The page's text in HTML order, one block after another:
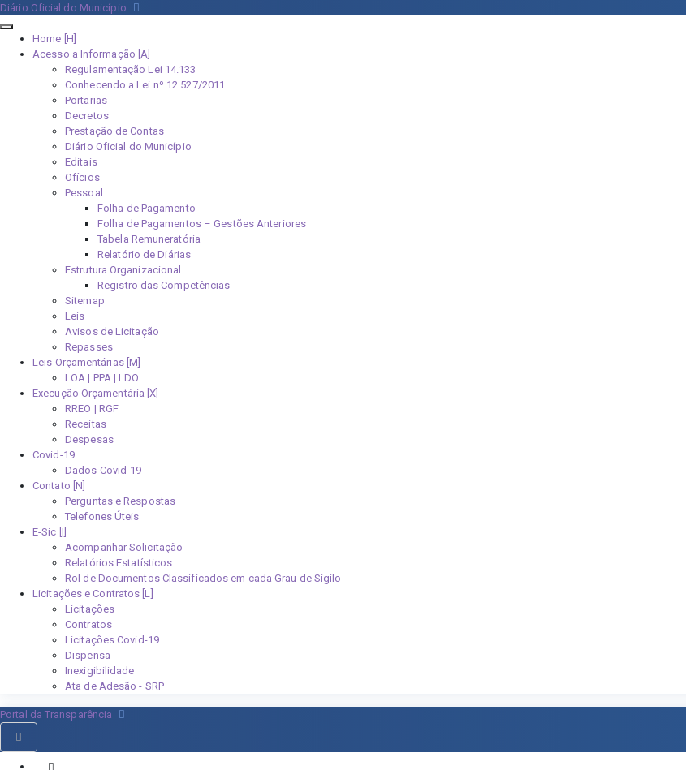
Diário Oficial do Município
Home [H]
Acesso a Informação [A]
Regulamentação Lei 14.133
Conhecendo a Lei nº 12.527/2011
Portarias
Decretos
Prestação de Contas
Diário Oficial do Município
Editais
Ofícios
Pessoal
Folha de Pagamento
Folha de Pagamentos – Gestões Anteriores
Tabela Remuneratória
Relatório de Diárias
Estrutura Organizacional
Registro das Competências
Sitemap
Leis
Avisos de Licitação
Repasses
Leis Orçamentárias [M]
LOA | PPA | LDO
Execução Orçamentária [X]
RREO | RGF
Receitas
Despesas
Covid-19
Dados Covid-19
Contato [N]
Perguntas e Respostas
Telefones Úteis
E-Sic [I]
Acompanhar Solicitação
Relatórios Estatísticos
Rol de Documentos Classificados em cada Grau de Sigilo
Licitações e Contratos [L]
Licitações
Contratos
Licitações Covid-19
Dispensa
Inexigibilidade
Ata de Adesão - SRP
Portal da Transparência